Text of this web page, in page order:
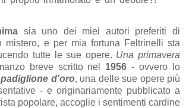
sia uno dei miei autori preferiti di
mistero, e per mia fortuna Feltrinelli sta
tutte le sue opere. Una primavera
breve scritto nel 1956 - ovvero lo
d'oro, una delle sue opere più
- e originariamente pubblicato a
popolare, accoglie i sentimenti cardine